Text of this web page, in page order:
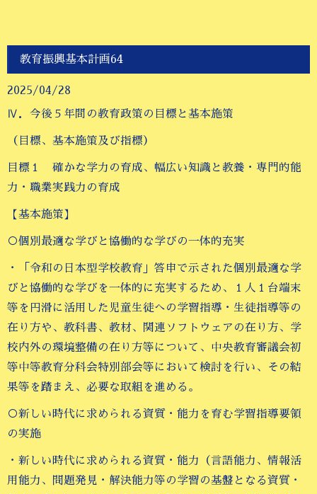
教育振興基本計画64
2025/04/28
Ⅳ．今後５年間の教育政策の目標と基本施策
（目標、基本施策及び指標）
目標１ 確かな学力の育成、幅広い知識と教養・専門的能
力・職業実践力の育成
【基本施策】
○個別最適な学びと協働的な学びの一体的充実
・「令和の日本型学校教育」答申で示された個別最適な学
びと協働的な学びを一体的に充実するため、１人１台端末
等を円滑に活用した児童生徒への学習指導・生徒指導等の
在り方や、教科書、教材、関連ソフトウェアの在り方、学
校内外の環境整備の在り方等について、中央教育審議会初
等中等教育分科会特別部会等において検討を行い、その結
果等を踏まえ、必要な取組を進める。
○新しい時代に求められる資質・能力を育む学習指導要領
の実施
・新しい時代に求められる資質・能力（言語能力、情報活
用能力、問題発見・解決能力等の学習の基盤となる資質・